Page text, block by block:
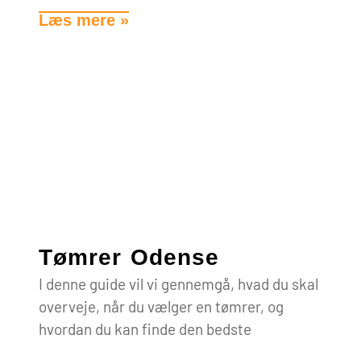
Læs mere »
Tømrer Odense
I denne guide vil vi gennemgå, hvad du skal
overveje, når du vælger en tømrer, og
hvordan du kan finde den bedste